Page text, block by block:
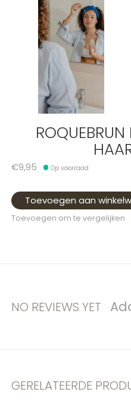
€9,95 Op voorraad
Toevoegen aan
Toevoegen om te vergelijken
NO REVIEWS YET
GERELATEERDE